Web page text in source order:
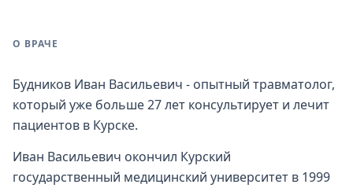
О ВРАЧЕ
Будников Иван Васильевич - опытный травматолог,
который уже больше 27 лет консультирует и лечит
пациентов в Курске.
Иван Васильевич окончил Курский
государственный медицинский университет в 1999